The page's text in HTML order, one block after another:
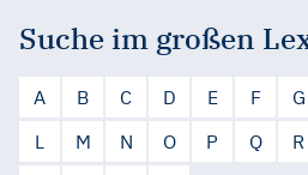
Suche im großen
A B C D E F G
L
M N O P Q R